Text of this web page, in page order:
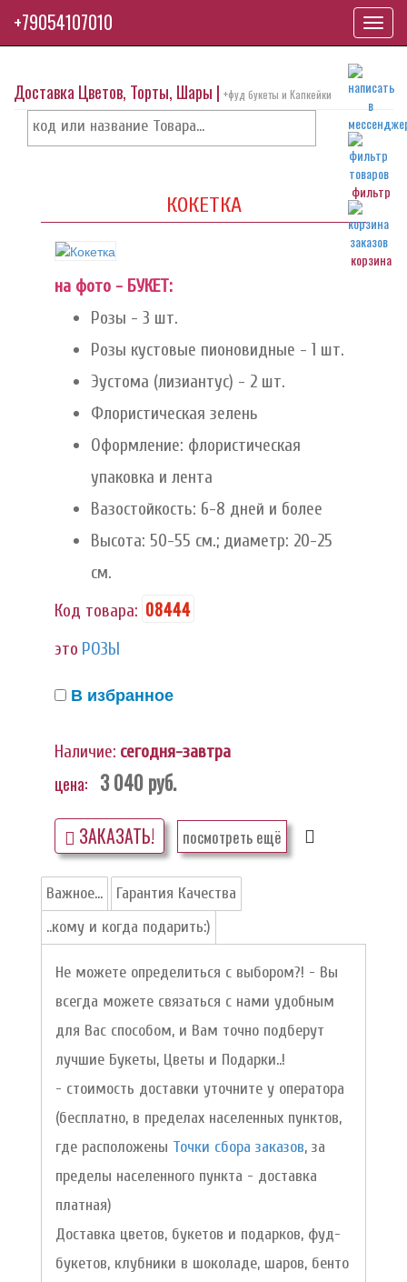
фильтр
корзина
Доставка Цветов, Торты, Шары | +фуд букеты и Капкейки
КОКЕТКА
на фото - БУКЕТ:
Розы - 3 шт.
Розы кустовые пионовидные - 1 шт.
Эустома (лизиантус) - 2 шт.
Флористическая зелень
Оформление: флористическая
упаковка и лента
Вазостойкость: 6-8 дней и более
Высота: 50-55 см.; диаметр: 20-25
см.
Код товара: 08444
это РОЗЫ
В избранное
Наличие: сегодня-завтра
цена: 3 040руб.
ЗАКАЗАТЬ! посмотреть ещё
Важное...
Гарантия Качества
..кому и когда подарить:)
Не можете определиться с выбором?! - Вы
всегда можете связаться с нами удобным
для Вас способом, и Вам точно подберут
лучшие Букеты, Цветы и Подарки..!
- стоимость доставки уточните у оператора
(бесплатно, в пределах населенных пунктов,
где расположены Точки сбора заказов, за
пределы населенного пункта - доставка
платная)
Доставка цветов, букетов и подарков, фуд-
букетов, клубники в шоколаде, шаров, бенто
+79054107010